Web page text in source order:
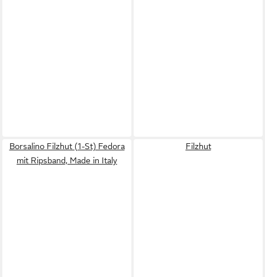
Borsalino Filzhut (1-St) Fedora
mit Ripsband, Made in Italy
Filzhut